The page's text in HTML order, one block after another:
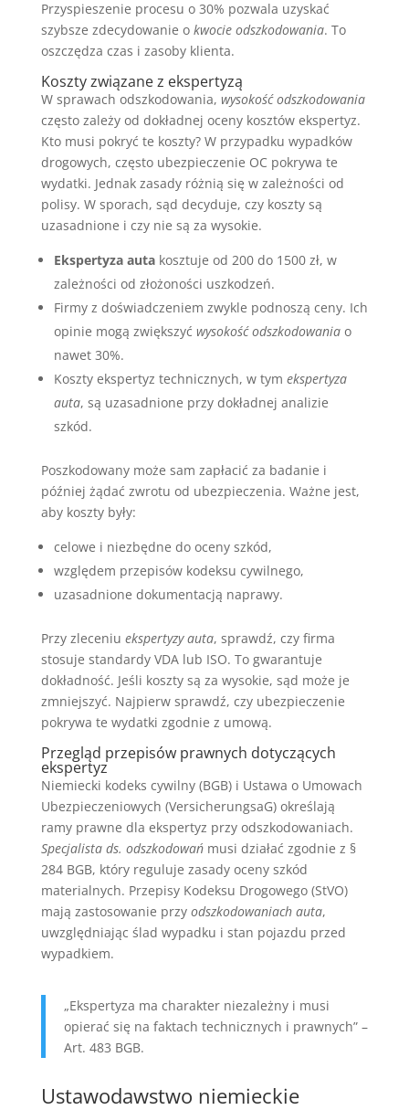
Przyspieszenie procesu o 30% pozwala uzyskać
szybsze zdecydowanie o kwocie odszkodowania. To
oszczędza czas i zasoby klienta.
Koszty związane z ekspertyzą
W sprawach odszkodowania, wysokość odszkodowania
często zależy od dokładnej oceny kosztów ekspertyz.
Kto musi pokryć te koszty? W przypadku wypadków
drogowych, często ubezpieczenie OC pokrywa te
wydatki. Jednak zasady różnią się w zależności od
polisy. W sporach, sąd decyduje, czy koszty są
uzasadnione i czy nie są za wysokie.
Ekspertyza autakosztuje od 200 do 1500 zł, w
zależności od złożoności uszkodzeń.
Firmy z doświadczeniem zwykle podnoszą ceny. Ich
opinie mogą zwiększyć wysokość odszkodowaniao
nawet 30%.
Koszty ekspertyz technicznych, w tym ekspertyza
auta, są uzasadnione przy dokładnej analizie
szkód.
Poszkodowany może sam zapłacić za badanie i
później żądać zwrotu od ubezpieczenia. Ważne jest,
aby koszty były:
celowe i niezbędne do oceny szkód,
względem przepisów kodeksu cywilnego,
uzasadnione dokumentacją naprawy.
Przy zleceniu ekspertyzy auta, sprawdź, czy firma
stosuje standardy VDA lub ISO. To gwarantuje
dokładność. Jeśli koszty są za wysokie, sąd może je
zmniejszyć. Najpierw sprawdź, czy ubezpieczenie
pokrywa te wydatki zgodnie z umową.
Przegląd przepisów prawnych dotyczących
ekspertyz
Niemiecki kodeks cywilny (BGB) i Ustawa o Umowach
Ubezpieczeniowych (VersicherungsaG) określają
ramy prawne dla ekspertyz przy odszkodowaniach.
Specjalista ds. odszkodowańmusi działać zgodnie z §
284 BGB, który reguluje zasady oceny szkód
materialnych. Przepisy Kodeksu Drogowego (StVO)
mają zastosowanie przy odszkodowaniach auta,
uwzględniając ślad wypadku i stan pojazdu przed
wypadkiem.
„Ekspertyza ma charakter niezależny i musi
opierać się na faktach technicznych i prawnych” –
Art. 483 BGB.
Ustawodawstwo niemieckie